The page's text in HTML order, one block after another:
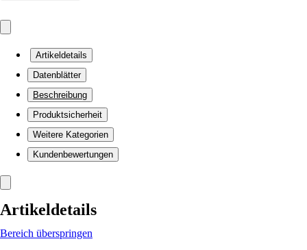
Artikeldetails
Datenblätter
Beschreibung
Produktsicherheit
Weitere Kategorien
Kundenbewertungen
Artikeldetails
Bereich überspringen